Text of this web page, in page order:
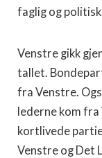
faglig og
Venstre gikk
tallet.
fra Venstre.
lederne kom
kortlivede
Venstre og Det